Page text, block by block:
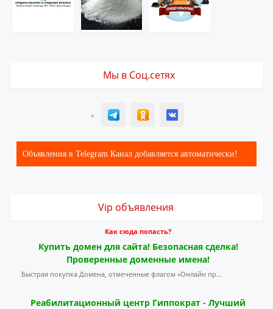
Мы в Соц.сетях
T ОК ВК
Объявления в Telegram Канал добавляется автоматически!
Vip объявления
Как сюда попасть?
Купить домен для сайта! Безопасная сделка!
Проверенные доменные имена!
Быстрая покупка Домена, отмеченные флагом «Онлайн пр...
Реабилитационный центр Гиппократ - Лучший